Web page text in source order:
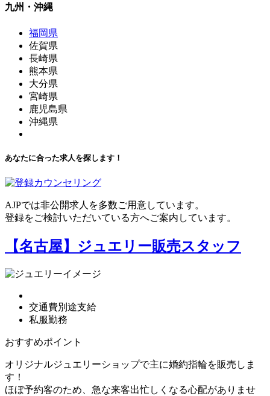
九州・沖縄
福岡県
佐賀県
長崎県
熊本県
大分県
宮崎県
鹿児島県
沖縄県
あなたに合った求人を探します！
AJPでは非公開求人を多数ご用意しています。
登録をご検討いただいている方へご案内しています。
【名古屋】ジュエリー販売スタッフ
交通費別途支給
私服勤務
おすすめポイント
オリジナルジュエリーショップで主に婚約指輪を販売しま
す！
ほぼ予約客のため、急な来客出忙しくなる心配がありませ